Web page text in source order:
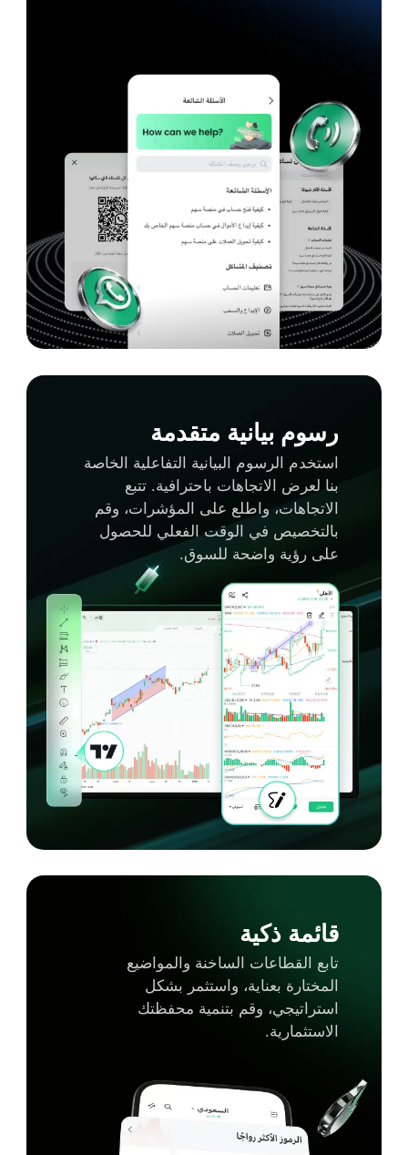
رسوم بيانية متقدمة
استخدم الرسوم البيانية التفاعلية الخاصة
بنا لعرض الاتجاهات باحترافية. تتبع
الاتجاهات، واطلع على المؤشرات، وقم
بالتخصيص في الوقت الفعلي للحصول
على رؤية واضحة للسوق.
قائمة ذكية
تابع القطاعات الساخنة والمواضيع
المختارة بعناية، واستثمر بشكل
استراتيجي، وقم بتنمية محفظتك
الاستثمارية.